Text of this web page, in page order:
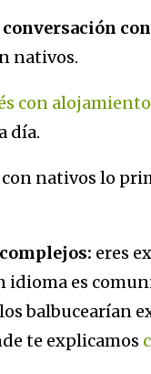
conversación
nativos.
con
día.
nativos lo
eres
idioma es
balbucearían
te explicamos